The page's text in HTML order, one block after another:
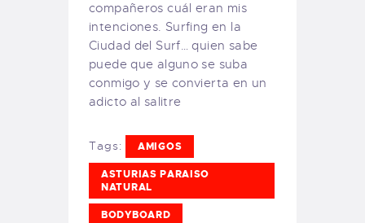
compañeros cuál eran mis
intenciones. Surfing en la
Ciudad del Surf… quien sabe
puede que alguno se suba
conmigo y se convierta en un
adicto al salitre
Tags: AMIGOS
ASTURIAS PARAISO
NATURAL
BODYBOARD